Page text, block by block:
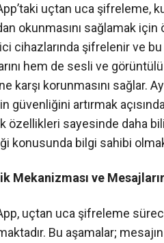
uçtan uca şifreleme,
okunmasını sağlamak için
cihazlarında şifrelenir ve
hem de sesli ve
karşı korunmasını sağlar.
güvenliğini artırmak
özellikleri sayesinde daha
konusunda bilgi sahibi
Mekanizması ve
uçtan uca şifreleme
Bu aşamalar;